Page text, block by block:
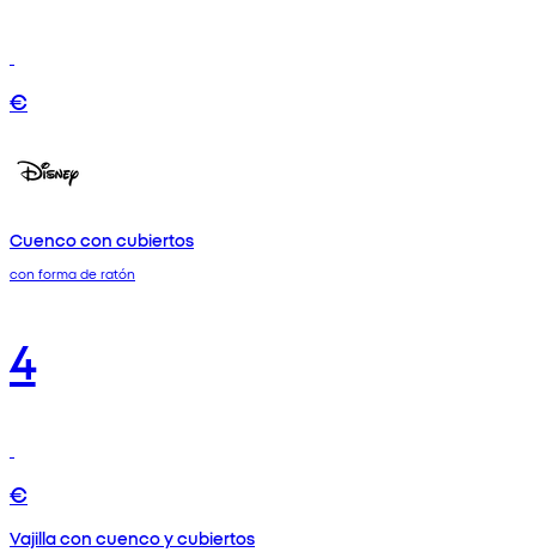
€
Cuenco con cubiertos
con forma de ratón
4
€
Vajilla con cuenco y cubiertos